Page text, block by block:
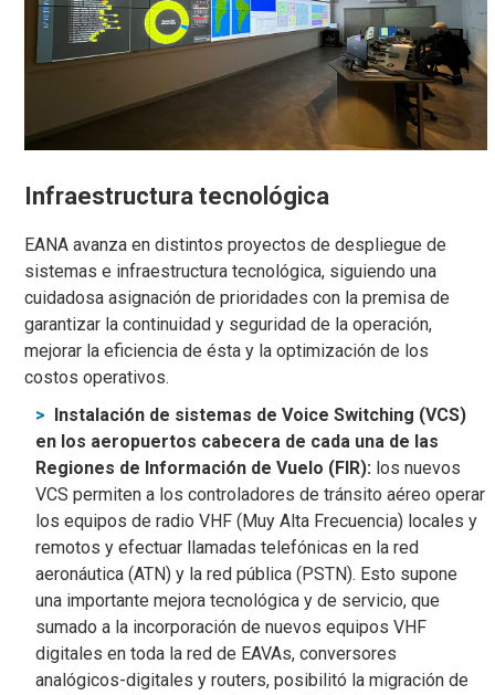
Infraestructura tecnológica
EANA avanza en distintos proyectos de despliegue de
sistemas e infraestructura tecnológica, siguiendo una
cuidadosa asignación de prioridades con la premisa de
garantizar la continuidad y seguridad de la operación,
mejorar la eficiencia de ésta y la optimización de los
costos operativos.
Instalación de sistemas de Voice Switching (VCS)
en los aeropuertos cabecera de cada una de las
Regiones de Información de Vuelo (FIR): los nuevos
VCS permiten a los controladores de tránsito aéreo operar
los equipos de radio VHF (Muy Alta Frecuencia) locales y
remotos y efectuar llamadas telefónicas en la red
aeronáutica (ATN) y la red pública (PSTN). Esto supone
una importante mejora tecnológica y de servicio, que
sumado a la incorporación de nuevos equipos VHF
digitales en toda la red de EAVAs, conversores
analógicos-digitales y routers, posibilitó la migración de